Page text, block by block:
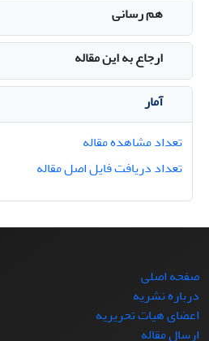
هم رسانی
ارجاع به این مقاله
آمار
تعداد مشاهده مقاله
تعداد دریافت فایل اصل مقاله
صفحه اصلی
درباره نشریه
اعضای هیات تحریریه
ارسال مقاله